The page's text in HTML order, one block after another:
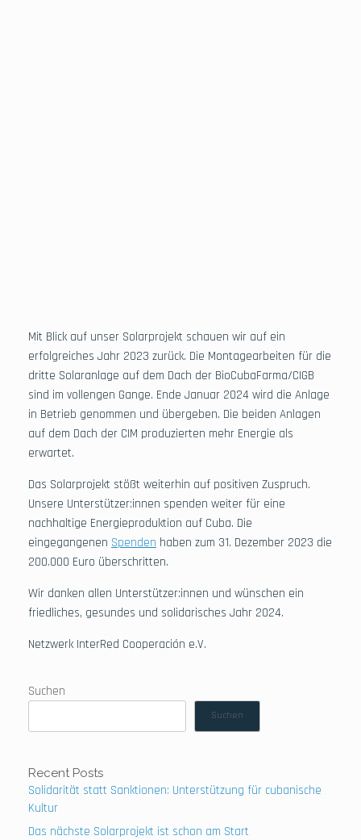
Mit Blick auf unser Solarprojekt schauen wir auf ein
erfolgreiches Jahr 2023 zurück. Die Montagearbeiten für die
dritte Solaranlage auf dem Dach der BioCubaFarma/CIGB
sind im vollengen Gange. Ende Januar 2024 wird die Anlage
in Betrieb genommen und übergeben. Die beiden Anlagen
auf dem Dach der CIM produzierten mehr Energie als
erwartet.
Das Solarprojekt stößt weiterhin auf positiven Zuspruch.
Unsere Unterstützer:innen spenden weiter für eine
nachhaltige Energieproduktion auf Cuba. Die
eingegangenen Spenden haben zum 31. Dezember 2023 die
200.000 Euro überschritten.
Wir danken allen Unterstützer:innen und wünschen ein
friedliches, gesundes und solidarisches Jahr 2024.
Netzwerk InterRed Cooperación e.V.
Suchen
Suchen
Recent Posts
Solidarität statt Sanktionen: Unterstützung für cubanische
Kultur
Das nächste Solarprojekt ist schon am Start